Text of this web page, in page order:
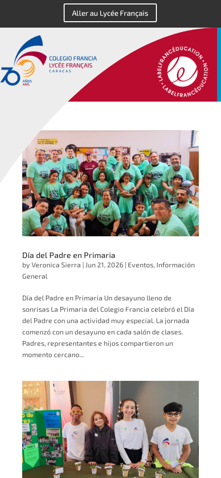
Aller au Lycée Français
Día del Padre en Primaria
by Veronica Sierra | Jun 21, 2026| Eventos, Información
General
Día del Padre en Primaria Un desayuno lleno de
sonrisas La Primaria del Colegio Francia celebró el Día
del Padre con una actividad muy especial. La jornada
comenzó con un desayuno en cada salón de clases.
Padres, representantes e hijos compartieron un
momento cercano...